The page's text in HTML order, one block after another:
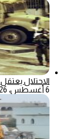
الاحتلال يعتقل 4 مواطنين من محافظة نابلس
6 أغسطس، 2026